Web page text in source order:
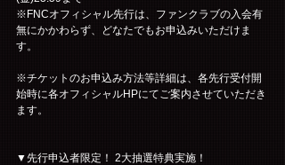
※FNCオフィシャル先行は、ファンクラブの入会有
無にかかわらず、どなたでもお申込みいただけま
す。
※チケットのお申込み方法等詳細は、各先行受付開
始時に各オフィシャルHPにてご案内させていただき
ます。
▼先行申込者限定！ 2大抽選特典実施！